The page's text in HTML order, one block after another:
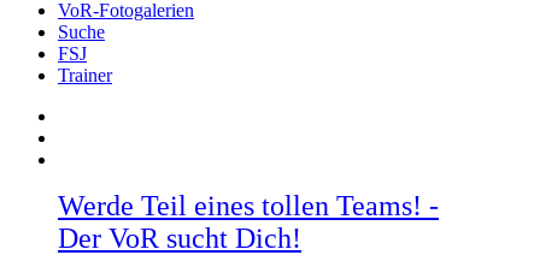
VoR-Fotogalerien
Suche
FSJ
Trainer
Werde Teil eines tollen Teams! -
Der VoR sucht Dich!